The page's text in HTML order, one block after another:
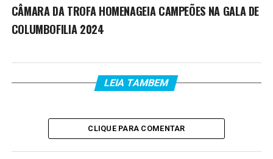
CÂMARA DA TROFA HOMENAGEIA CAMPEÕES NA GALA DE
COLUMBOFILIA 2024
LEIA TAMBEM
CLIQUE PARA COMENTAR